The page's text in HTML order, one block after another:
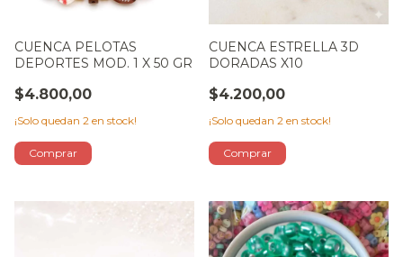
CUENCA PELOTAS
DEPORTES MOD. 1 X 50 GR
$4.800,00
¡Solo quedan 2 en stock!
CUENCA ESTRELLA 3D
DORADAS X10
$4.200,00
¡Solo quedan 2 en stock!